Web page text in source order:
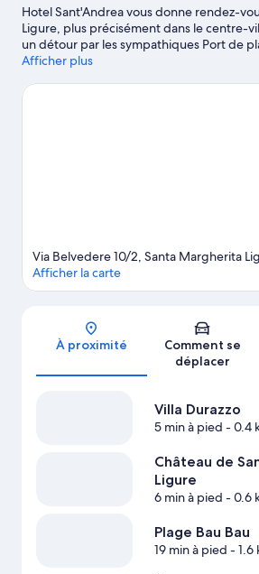
Hotel Sant'Andrea vous donne rendez-
Ligure, plus précisément dans le centre-
un détour par les sympathiques Port de
et Bains Hélios satisfera vos envies de
attendent pour un agréable moment de
Afficher plus
Carte
Via Belvedere 10/2, Santa Margherita
Afficher la carte
À proximité
Comment se
déplacer
Villa Durazzo
5 min à pied - 0.4
Château de
Ligure
6 min à pied - 0.6
Plage Bau Bau
19 min à pied - 1.6